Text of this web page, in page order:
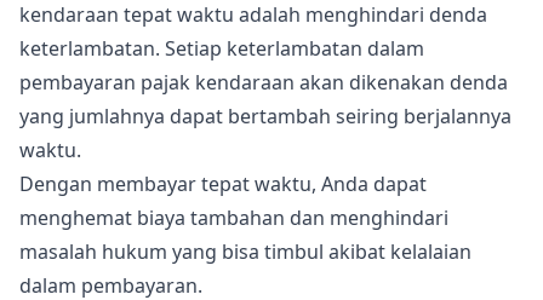
kendaraan tepat waktu adalah menghindari denda
keterlambatan. Setiap keterlambatan dalam
pembayaran pajak kendaraan akan dikenakan denda
yang jumlahnya dapat bertambah seiring berjalannya
waktu.
Dengan membayar tepat waktu, Anda dapat
menghemat biaya tambahan dan menghindari
masalah hukum yang bisa timbul akibat kelalaian
dalam pembayaran.